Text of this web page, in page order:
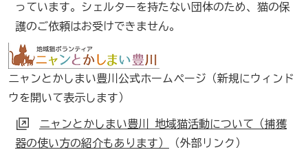
っています。シェルターを持たない団体のため、猫の保
護のご依頼はお受けできません。
ニャンとかしまい豊川公式ホームページ（新規にウィンド
ウを開いて表示します）
ニャンとかしまい豊川 地域猫活動について（捕獲
器の使い方の紹介もあります）
（外部リンク）